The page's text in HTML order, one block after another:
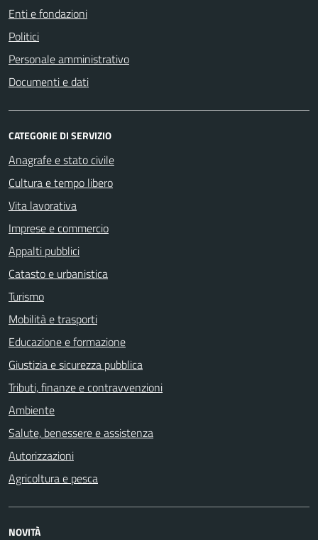
Enti e fondazioni
Politici
Personale amministrativo
Documenti e dati
CATEGORIE DI SERVIZIO
Anagrafe e stato civile
Cultura e tempo libero
Vita lavorativa
Imprese e commercio
Appalti pubblici
Catasto e urbanistica
Turismo
Mobilità e trasporti
Educazione e formazione
Giustizia e sicurezza pubblica
Tributi, finanze e contravvenzioni
Ambiente
Salute, benessere e assistenza
Autorizzazioni
Agricoltura e pesca
NOVITÀ